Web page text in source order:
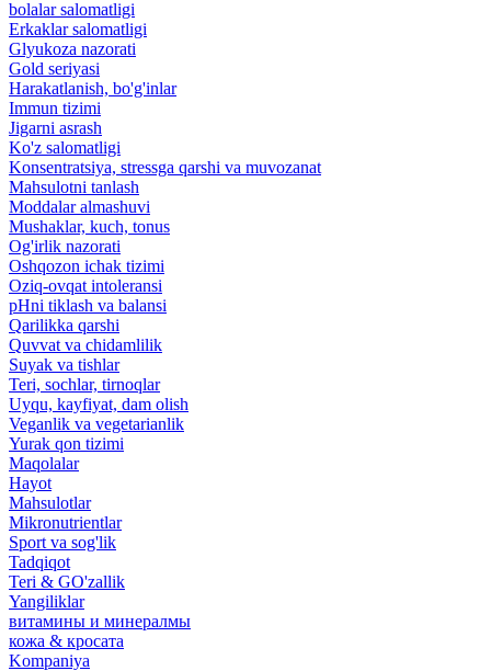
bolalar salomatligi
Erkaklar salomatligi
Glyukoza nazorati
Gold seriyasi
Harakatlanish, bo'g'inlar
Immun tizimi
Jigarni asrash
Ko'z salomatligi
Konsentratsiya, stressga qarshi va muvozanat
Mahsulotni tanlash
Moddalar almashuvi
Mushaklar, kuch, tonus
Og'irlik nazorati
Oshqozon ichak tizimi
Oziq-ovqat intoleransi
pHni tiklash va balansi
Qarilikka qarshi
Quvvat va chidamlilik
Suyak va tishlar
Teri, sochlar, tirnoqlar
Uyqu, kayfiyat, dam olish
Veganlik va vegetarianlik
Yurak qon tizimi
Maqolalar
Hayot
Mahsulotlar
Mikronutrientlar
Sport va sog'lik
Tadqiqot
Teri & GO'zallik
Yangiliklar
витамины и минералмы
кожа & кросата
Kompaniya